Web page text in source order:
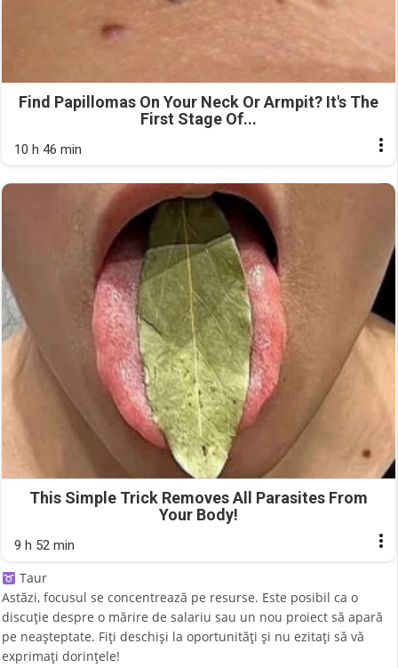
Find Papillomas On Your Neck Or Armpit? It's The
First Stage Of...
10 h 46 min
This Simple Trick Removes All Parasites From
Your Body!
9 h 52 min
Taur
Astăzi, focusul se concentrează pe resurse. Este posibil ca o
discuție despre o mărire de salariu sau un nou proiect să apară
pe neașteptate. Fiți deschiși la oportunități și nu ezitați să vă
exprimați dorințele!